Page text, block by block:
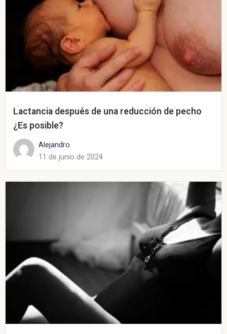
Lactancia después de una reducción de pecho
¿Es posible?
Alejandro
11 de junio de 2024